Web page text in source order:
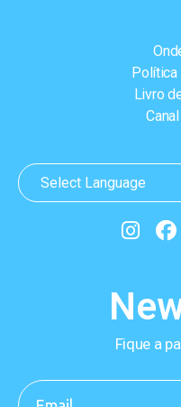
Livro
Fique a